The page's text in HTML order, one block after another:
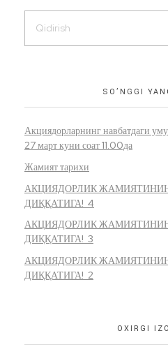
SO’NGGI
Акциядорларнинг навбатдаги
27 март куни соат 11.00да
Жамият тарихи
АКЦИЯДОРЛИК
ДИҚҚАТИГА! 4
АКЦИЯДОРЛИК
ДИҚҚАТИГА! 3
АКЦИЯДОРЛИК
ДИҚҚАТИГА! 2
OXIRGI